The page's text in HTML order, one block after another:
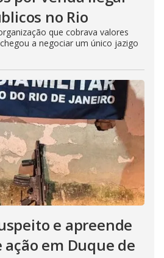
no Rio
que cobrava valores
a negociar um único jazigo
e apreende
em Duque de